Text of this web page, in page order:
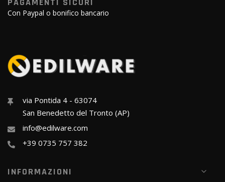
Con Paypal o bonifico bancario
via Pontida 4 - 63074
San Benedetto del Tronto (AP)
info@edilware.com
+39 0735 757 382
INFORMAZIONI